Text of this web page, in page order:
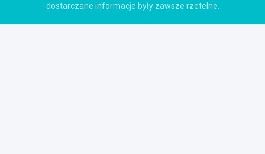
dostarczane informacje były zawsze rzetelne.